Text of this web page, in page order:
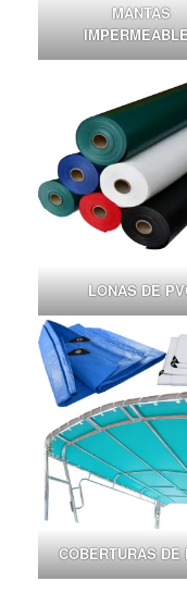
MANTAS
LONAS DE
COBERTURAS DE